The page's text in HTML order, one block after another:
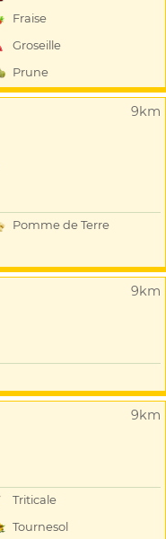
Fraise
Groseille
Prune
9km
Pomme de Terre
9km
9km
Triticale
Tournesol